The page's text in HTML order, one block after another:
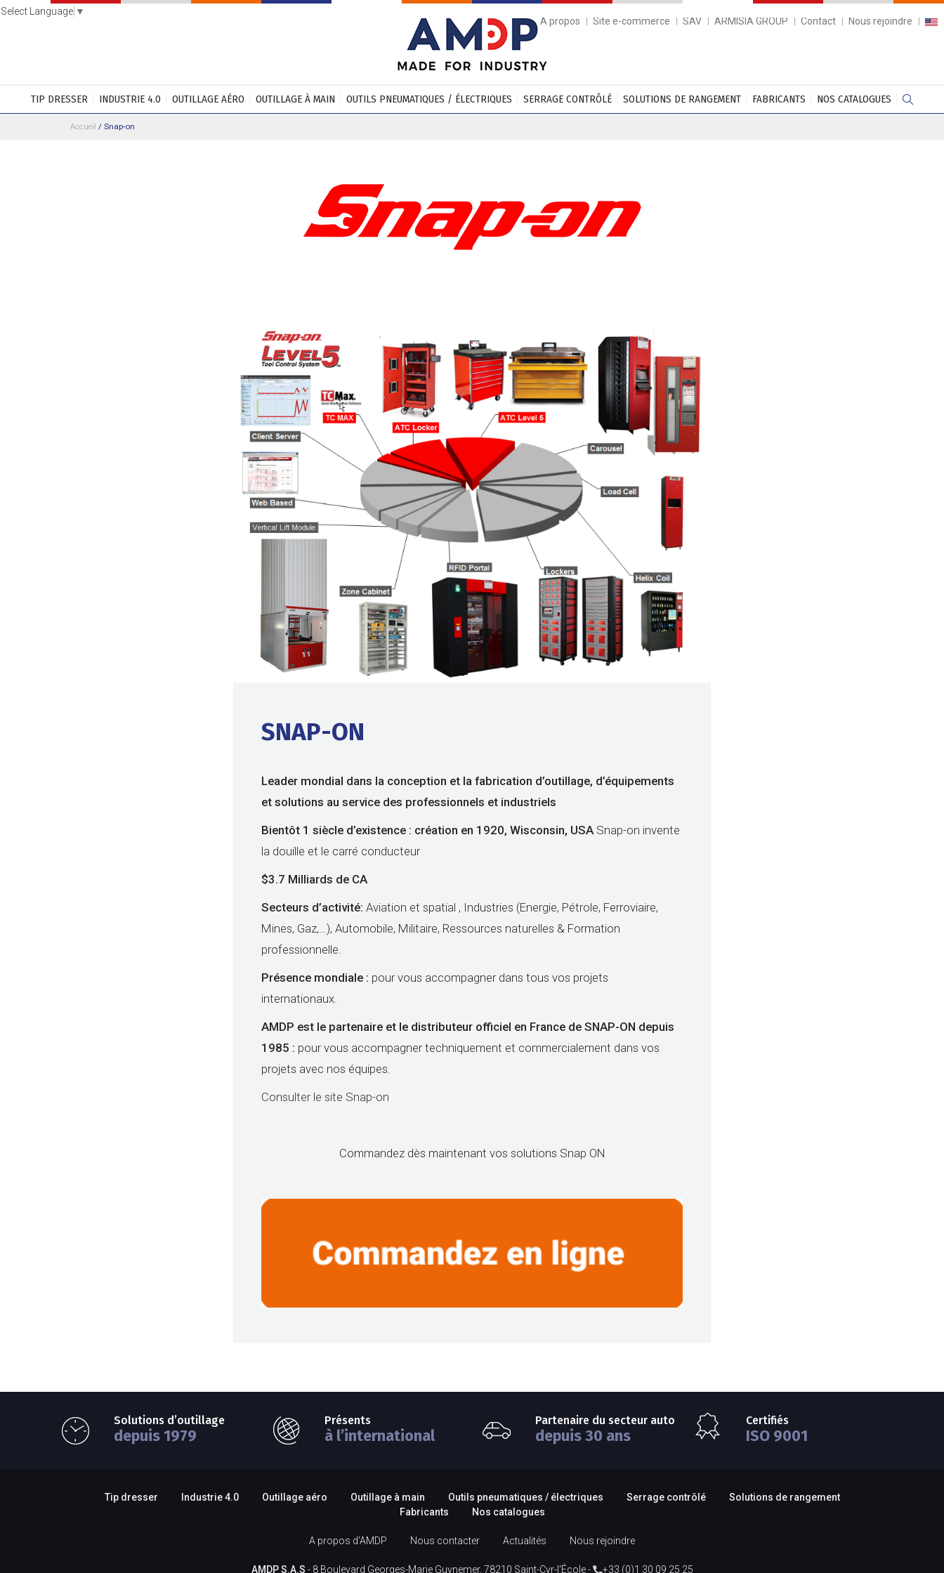
Select Language ▼
A propos
Site e-commerce SAV ARMISIA GROUP Contact Nous rejoindre
TIP DRESSER INDUSTRIE 4.0 OUTILLAGE AÉRO OUTILLAGE À MAIN OUTILS PNEUMATIQUES / ÉLECTRIQUES SERRAGE CONTRÔLÉ SOLUTIONS DE RANGEMENT FABRICANTS NOS CATALOGUES
Accueil / Snap-on
SNAP-ON
Leader mondial dans la conception et la fabrication d’outillage, d’équipements
et solutions au service des professionnels et industriels
Bientôt 1 siècle d’existence : création en 1920, Wisconsin, USA Snap-on invente
la douille et le carré conducteur
$3.7 Milliards de CA
Secteurs d’activité: Aviation et spatial , Industries (Energie, Pétrole, Ferroviaire,
Mines, Gaz,…), Automobile, Militaire, Ressources naturelles & Formation
professionnelle.
Présence mondiale : pour vous accompagner dans tous vos projets
internationaux.
AMDP est le partenaire et le distributeur officiel en France de SNAP-ON depuis
1985 : pour vous accompagner techniquement et commercialement dans vos
projets avec nos équipes.
Consulter le site Snap-on
Commandez dès maintenant vos solutions Snap ON
Solutions d’outillage
depuis 1979
Présents
à l’international
Partenaire du secteur auto
depuis 30 ans
Certifiés
ISO 9001
Tip dresser Industrie 4.0 Outillage aéro Outillage à main Outils pneumatiques / électriques Serrage contrôlé
Solutions de rangement
Fabricants
Nos catalogues
A propos d’AMDP Nous contacter Actualités Nous rejoindre
AMDP S.A.S - 8 Boulevard Georges-Marie Guynemer, 78210 Saint-Cyr-l'École - +33 (0)1 30 09 25 25